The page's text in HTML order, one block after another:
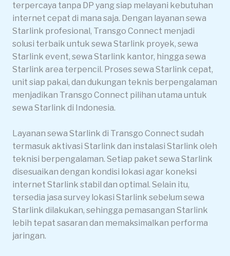
terpercaya tanpa DP yang siap melayani kebutuhan
internet cepat di mana saja. Dengan layanan sewa
Starlink profesional, Transgo Connect menjadi
solusi terbaik untuk sewa Starlink proyek, sewa
Starlink event, sewa Starlink kantor, hingga sewa
Starlink area terpencil. Proses sewa Starlink cepat,
unit siap pakai, dan dukungan teknis berpengalaman
menjadikan Transgo Connect pilihan utama untuk
sewa Starlink di Indonesia.
Layanan sewa Starlink di Transgo Connect sudah
termasuk aktivasi Starlink dan instalasi Starlink oleh
teknisi berpengalaman. Setiap paket sewa Starlink
disesuaikan dengan kondisi lokasi agar koneksi
internet Starlink stabil dan optimal. Selain itu,
tersedia jasa survey lokasi Starlink sebelum sewa
Starlink dilakukan, sehingga pemasangan Starlink
lebih tepat sasaran dan memaksimalkan performa
jaringan.